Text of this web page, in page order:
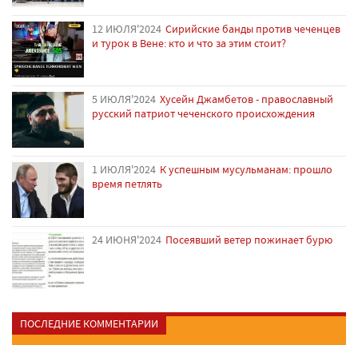
12 ИЮЛЯ'2024 Сирийские банды против чеченцев
и турок в Вене: кто и что за этим стоит?
5 ИЮЛЯ'2024 Хусейн Джамбетов - православный
русский патриот чеченского происхождения
1 ИЮЛЯ'2024 К успешным мусульманам: прошло
время петлять
24 ИЮНЯ'2024 Посеявший ветер пожинает бурю
ПОСЛЕДНИЕ КОММЕНТАРИИ